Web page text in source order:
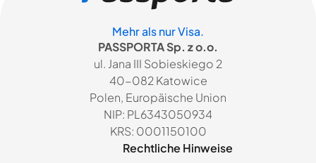
Mehr als nur Visa.
PASSPORTA Sp. z o.o.
ul. Jana III Sobieskiego 2
40-082 Katowice
Polen, Europäische Union
NIP: PL6343050934
KRS: 0001150100
Rechtliche Hinweise